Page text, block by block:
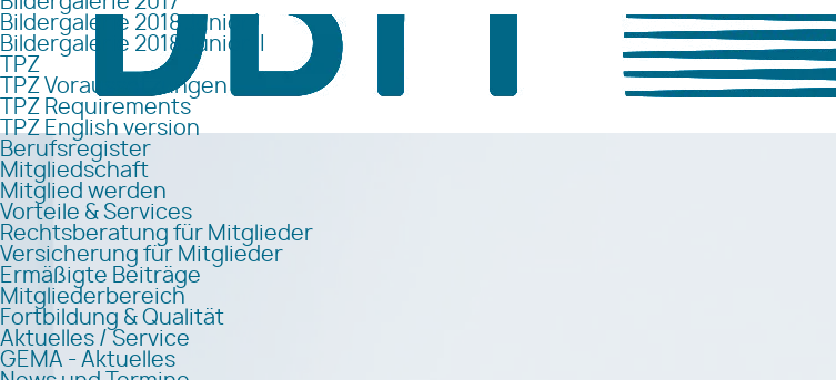
Bildergalerie 2018 Junior I
Bildergalerie 2018 Junior II
TPZ
TPZ Voraussetzungen
TPZ Requirements
TPZ English version
Berufsregister
Mitgliedschaft
Mitglied werden
Vorteile & Services
Rechtsberatung für Mitglieder
Versicherung für Mitglieder
Ermäßigte Beiträge
Mitgliederbereich
Fortbildung & Qualität
Aktuelles / Service
GEMA - Aktuelles